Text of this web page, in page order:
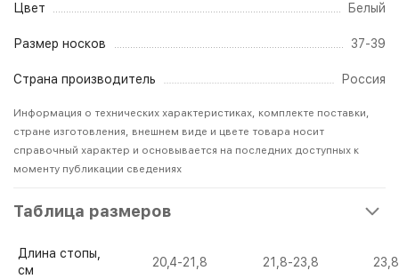
Цвет Белый
Размер носков 37-39
Страна производитель Россия
Информация о технических характеристиках, комплекте поставки,
стране изготовления, внешнем виде и цвете товара носит
справочный характер и основывается на последних доступных к
моменту публикации сведениях
Таблица размеров
Длина стопы,
см
20,4-21,8 21,8-23,8